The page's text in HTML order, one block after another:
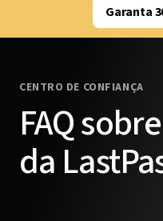
Garanta
CENTRO DE CONFIANÇA
FAQ
da